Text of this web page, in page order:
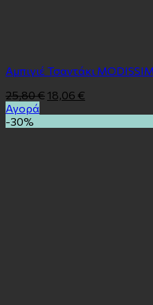
Αμπιγιέ Τσαντάκι
25,80€ 18,06 €
Αγορά
-30%